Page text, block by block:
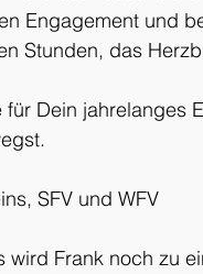
Engagement und
Stunden, das
für Dein jahrelanges
SFV und WFV
wird Frank noch zu